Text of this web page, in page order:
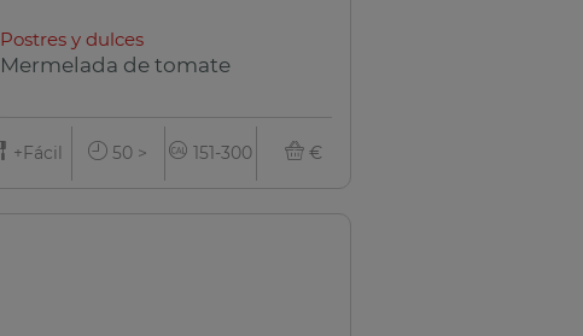
Postres y dulces
Mermelada de tomate
+Fácil 50 > 151-300 €